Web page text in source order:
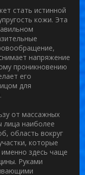
стать истинной
кожи. Эта
напряжение
проникновению
его
для
от массажных
лица наиболее
область вокруг
которые
здесь чаще
Руками